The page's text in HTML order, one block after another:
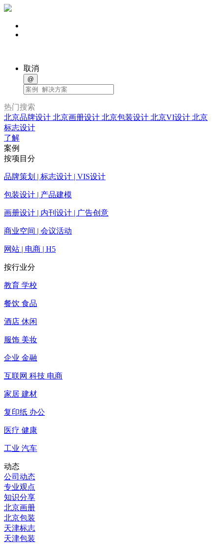
取消
@
热门搜索
北京品牌设计 北京画册设计 北京包装设计 北京VI设计 北京
标志设计
了解
案例
按项目分
品牌策划 | 标志设计 | VIS设计
包装设计 | 产品建模
画册设计 | 内刊设计 | 广告创意
商业空间 | 会议活动
网站 | 电商 | H5
按行业分
教育 学校
餐饮 食品
酒店 休闲
服饰 美妆
企业 金融
互联网 科技 电商
家居 建材
复印纸 办公
医疗 健康
工业 汽车
动态
公司动态
专业观点
知识分享
北京画册
北京包装
天津标志
天津包装